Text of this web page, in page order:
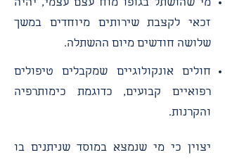
מי שהושתל בגופו מוח עצם עצמי, יהיה
זכאי לקצבת שירותים מיוחדים במשך
שלושה חודשים מיום ההשתלה.
חולים אונקולוגיים שמקבלים טיפולים
רפואיים קבועים, כדוגמת כימותרפיה
והקרנות.
יצוין כי מי שנמצא במוסד שניתנים בו